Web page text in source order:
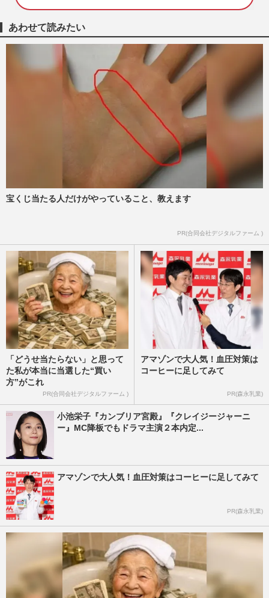
あわせて読みたい
宝くじ当たる人だけがやっていること、教えます
PR(合同会社デジタルファーム )
「どうせ当たらない」と思って
た私が本当に当選した“買い
方”がこれ
PR(合同会社デジタルファーム )
アマゾンで大人気！血圧対策は
コーヒーに足してみて
PR(森永乳業)
小池栄子『カンブリア宮殿』『クレイジージャーニ
ー』MC降板でもドラマ主演２本内定...
アマゾンで大人気！血圧対策はコーヒーに足してみて
PR(森永乳業)